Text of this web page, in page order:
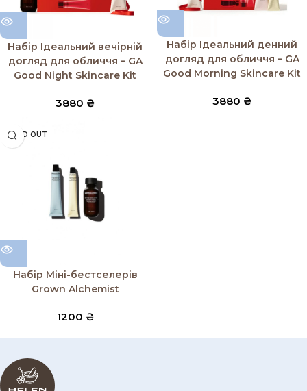
Набір Ідеальний вечірній
догляд для обличчя – GA
Good Night Skincare Kit
3880 ₴
Набір Ідеальний денний
догляд для обличчя – GA
Good Morning Skincare Kit
3880 ₴
SOLD OUT
Набір Міні-бестселерів
Grown Alchemist
1200 ₴